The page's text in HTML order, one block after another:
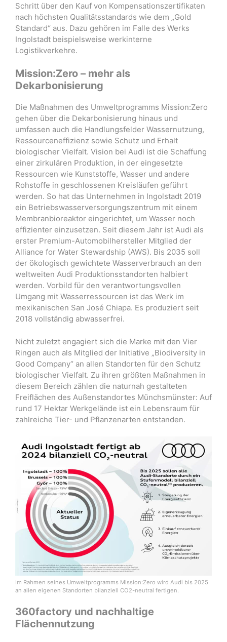
Schritt über den Kauf von Kompensationszertifikaten
nach höchsten Qualitätsstandards wie dem „Gold
Standard“ aus. Dazu gehören im Falle des Werks
Ingolstadt beispielsweise werkinterne
Logistikverkehre.
Mission:Zero – mehr als
Dekarbonisierung
Die Maßnahmen des Umweltprogramms Mission:Zero
gehen über die Dekarbonisierung hinaus und
umfassen auch die Handlungsfelder Wassernutzung,
Ressourceneffizienz sowie Schutz und Erhalt
biologischer Vielfalt. Vision bei Audi ist die Schaffung
einer zirkulären Produktion, in der eingesetzte
Ressourcen wie Kunststoffe, Wasser und andere
Rohstoffe in geschlossenen Kreisläufen geführt
werden. So hat das Unternehmen in Ingolstadt 2019
ein Betriebswasserversorgungszentrum mit einem
Membranbioreaktor eingerichtet, um Wasser noch
effizienter einzusetzen. Seit diesem Jahr ist Audi als
erster Premium-Automobilhersteller Mitglied der
Alliance for Water Stewardship (AWS). Bis 2035 soll
der ökologisch gewichtete Wasserverbrauch an den
weltweiten Audi Produktionsstandorten halbiert
werden. Vorbild für den verantwortungsvollen
Umgang mit Wasserressourcen ist das Werk im
mexikanischen San José Chiapa. Es produziert seit
2018 vollständig abwasserfrei.
Nicht zuletzt engagiert sich die Marke mit den Vier
Ringen auch als Mitglied der Initiative „Biodiversity in
Good Company“ an allen Standorten für den Schutz
biologischer Vielfalt. Zu ihren größten Maßnahmen in
diesem Bereich zählen die naturnah gestalteten
Freiflächen des Außenstandortes Münchsmünster: Auf
rund 17 Hektar Werkgelände ist ein Lebensraum für
zahlreiche Tier- und Pflanzenarten entstanden.
Im Rahmen seines Umweltprogramms Mission:Zero wird Audi bis 2025
an allen eigenen Standorten bilanziell CO2-neutral fertigen.
360factory und nachhaltige
Flächennutzung